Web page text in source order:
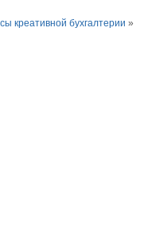
креативной бухгалтерии »